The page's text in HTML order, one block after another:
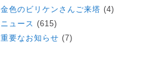
金色のビリケンさんご来塔 (4)
ニュース (615)
重要なお知らせ (7)